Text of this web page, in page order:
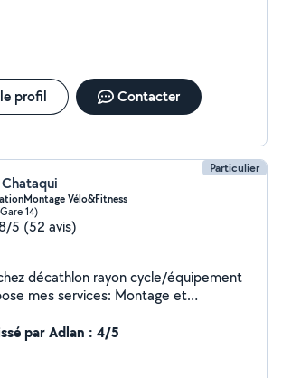
profil Contacter
Particulier
Vélo&Fitness
14)
5 (52 avis)
décathlon rayon cycle/équipement
mes services: Montage et
elliptique Réparation
de deux roues : vélo, VAE,
Changement de chambre à air,
par Adlan : 4/5